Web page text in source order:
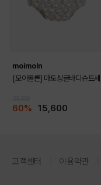
moimoln
[모이몰른] 마토싱글바디슈트
60% 15,600
고객센터 이용약관